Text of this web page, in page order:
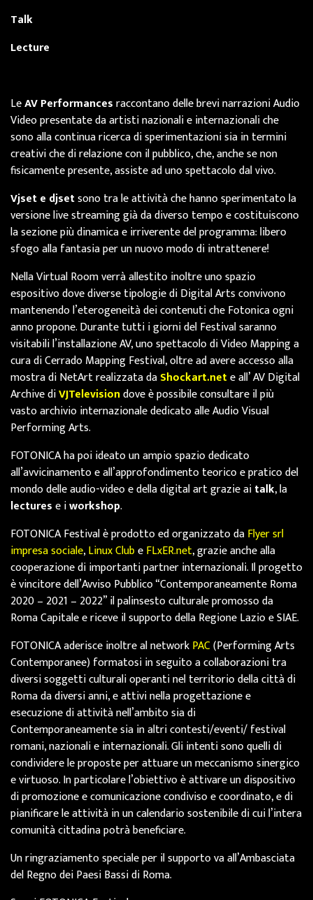
Talk
Lecture
LeAV Performancesraccontano delle brevi narrazioni Audio
Video presentate da artisti nazionali e internazionali che
sono alla continua ricerca di sperimentazioni sia in termini
creativi che di relazione con il pubblico, che, anche se non
fisicamente presente, assiste ad uno spettacolo dal vivo.
Vjset e djsetsono tra le attività che hanno sperimentato la
versione live streaming già da diverso tempo e costituiscono
la sezione più dinamica e irriverente del programma: libero
sfogo alla fantasia per un nuovo modo di intrattenere!
Nella Virtual Room verrà allestito inoltre uno spazio
espositivo dove diverse tipologie di Digital Arts convivono
mantenendo l’eterogeneità dei contenuti che Fotonica ogni
anno propone. Durante tutti i giorni del Festival saranno
visitabili l’installazione AV, uno spettacolo di Video Mapping a
cura di Cerrado Mapping Festival, oltre ad avere accesso alla
mostra di NetArt realizzata daShockart.nete all’ AV Digital
Archive diVJTelevisiondove è possibile consultare il più
vasto archivio internazionale dedicato alle Audio Visual
Performing Arts.
FOTONICA ha poi ideato un ampio spazio dedicato
all’avvicinamento e all’approfondimento teorico e pratico del
mondo delle audio-video e della digital art grazie aitalk, la
lecturese iworkshop.
FOTONICA Festival è prodotto ed organizzato daFlyer srl
impresa sociale,Linux ClubeFLxER.net, grazie anche alla
cooperazione di importanti partner internazionali. Il progetto
è vincitore dell’Avviso Pubblico “Contemporaneamente Roma
2020 – 2021 – 2022” il palinsesto culturale promosso da
Roma Capitale e riceve il supportodella Regione Lazio e SIAE.
FOTONICA aderisce inoltre al networkPAC(Performing Arts
Contemporanee) formatosi in seguito a collaborazioni tra
diversi soggetti culturali operanti nel territorio della città di
Roma da diversi anni, e attivi nella progettazione e
esecuzione di attività nell’ambito sia di
Contemporaneamente sia in altri contesti/eventi/ festival
romani, nazionali e internazionali. Gli intenti sono quelli di
condividere le proposte per attuare un meccanismo sinergico
e virtuoso. In particolare l’obiettivo è attivare un dispositivo
di promozione e comunicazione condiviso e coordinato, e di
pianificare le attività in un calendario sostenibile di cui l’intera
comunità cittadina potrà beneficiare.
Un ringraziamento speciale per il supporto va all’Ambasciata
del Regno dei Paesi Bassi di Roma.